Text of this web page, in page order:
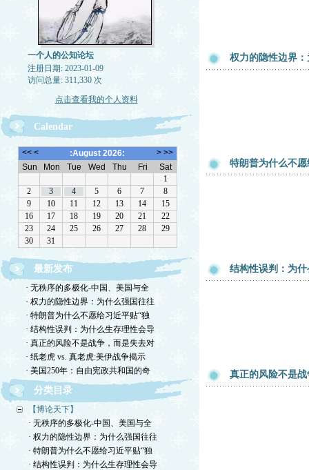
一个人的公知论坛
注册日期: 2023-01-09
访问总量: 311,330 次
点击查看我的个人资料
Calendar
最新发布
· 无秩序的多极化-中国、美国与全
· 权力的隐性边界：为什么强国往往
· 特朗普为什么不愿给习近平贴“独
· 结构性误判：为什么生存理性会导
· 真正的风险不是战争，而是失去对
· 纸老虎 vs. 真老虎:美伊战争揭示
· 美国250年：自由宪政共和国的奇
分类目录
【博论天下】
· 无秩序的多极化-中国、美国与全
· 权力的隐性边界：为什么强国往往
· 特朗普为什么不愿给习近平贴“独
· 结构性误判：为什么生存理性会导
权力的隐性边界
特朗普为什么不
结构性误判：为
真正的风险不是